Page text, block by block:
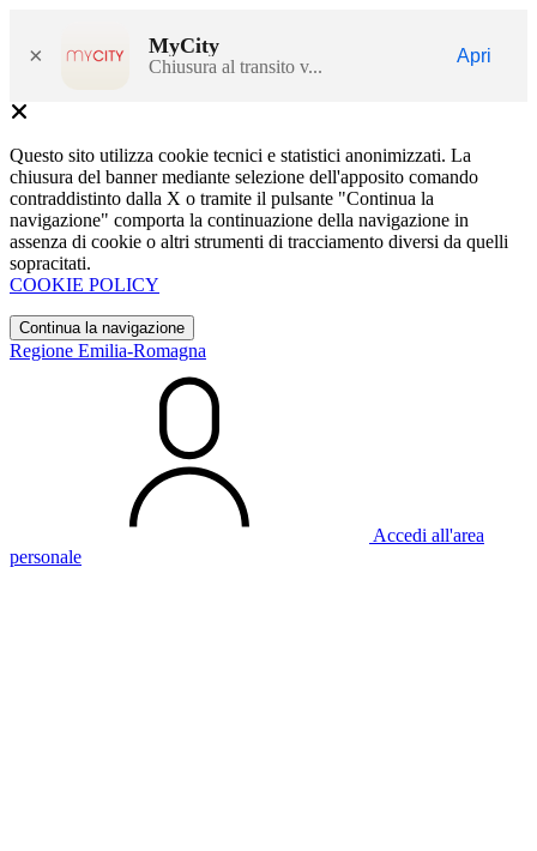
× MyCity
Chiusura al transito v...
Apri
Questo sito utilizza cookie tecnici e statistici anonimizzati. La
chiusura del banner mediante selezione dell'apposito comando
contraddistinto dalla X o tramite il pulsante "Continua la
navigazione" comporta la continuazione della navigazione in
assenza di cookie o altri strumenti di tracciamento diversi da quelli
sopracitati.
COOKIE POLICY
Continua la navigazione
Regione Emilia-Romagna
Accedi all'area
personale